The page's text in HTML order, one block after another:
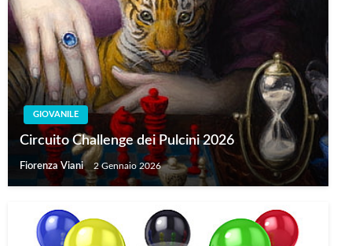
GIOVANILE
Circuito Challenge dei Pulcini 2026
Fiorenza Viani 2 Gennaio 2026